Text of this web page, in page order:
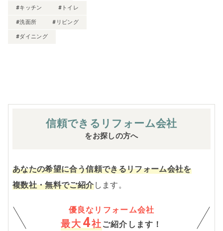
#キッチン #トイレ
#洗面所 #リビング
#ダイニング
信頼できる リフォーム会社
をお探しの方へ
あなたの希望に合う信頼できるリフォーム会社を
複数社・無料でご紹介します。
優良なリフォーム会社
最大 4社 ご紹介します！